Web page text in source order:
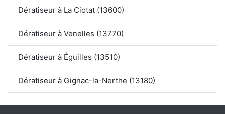
Dératiseur à La Ciotat (13600)
Dératiseur à Venelles (13770)
Dératiseur à Éguilles (13510)
Dératiseur à Gignac-la-Nerthe (13180)